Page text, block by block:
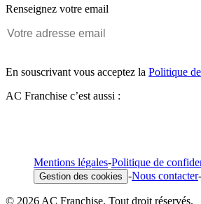
Renseignez votre email
En souscrivant vous acceptez la Politique
AC Franchise c’est aussi :
Mentions légales-Politique de
Gestion des cookies -Nous contacter-
© 2026 AC Franchise. Tout droit réservés.